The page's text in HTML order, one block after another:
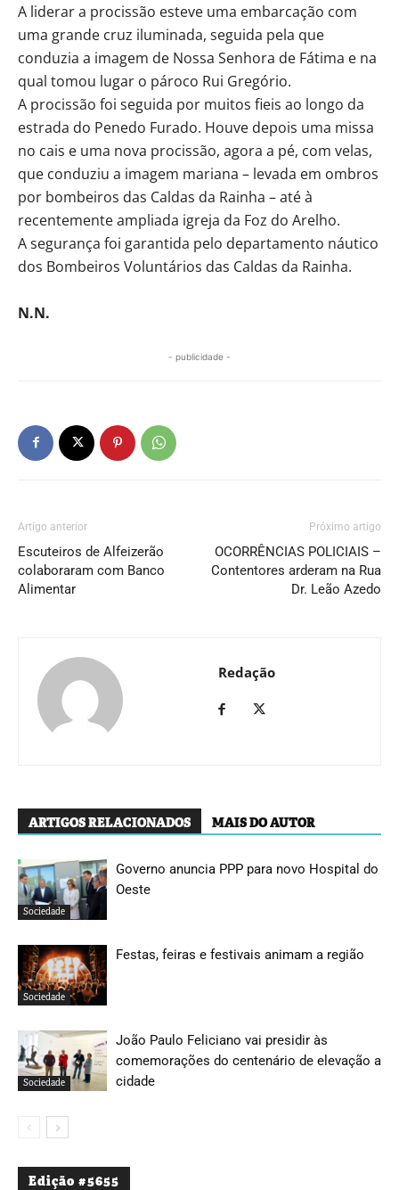
A liderar a procissão esteve uma embarcação com
uma grande cruz iluminada, seguida pela que
conduzia a imagem de Nossa Senhora de Fátima e na
qual tomou lugar o pároco Rui Gregório.
A procissão foi seguida por muitos fieis ao longo da
estrada do Penedo Furado. Houve depois uma missa
no cais e uma nova procissão, agora a pé, com velas,
que conduziu a imagem mariana – levada em ombros
por bombeiros das Caldas da Rainha – até à
recentemente ampliada igreja da Foz do Arelho.
A segurança foi garantida pelo departamento náutico
dos Bombeiros Voluntários das Caldas da Rainha.
N.N.
- publicidade -
Artigo anterior
Escuteiros de Alfeizerão
colaboraram com Banco
Alimentar
Próximo artigo
OCORRÊNCIAS POLICIAIS –
Contentores arderam na Rua
Dr. Leão Azedo
Redação
ARTIGOS RELACIONADOS MAIS DO AUTOR
Sociedade
Governo anuncia PPP para novo Hospital do
Oeste
Sociedade
Festas, feiras e festivais animam a região
Sociedade
João Paulo Feliciano vai presidir às
comemorações do centenário de elevação a
cidade
Edição #5655